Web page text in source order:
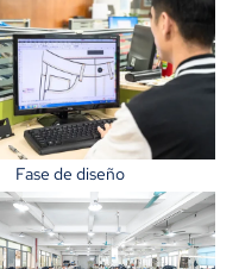
Fase de diseño